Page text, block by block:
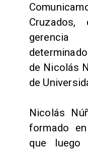
de Nicolás
de
Nicolás
formado
que